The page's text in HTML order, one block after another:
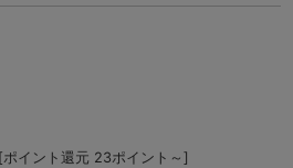
[ポイント還元 23ポイント～]